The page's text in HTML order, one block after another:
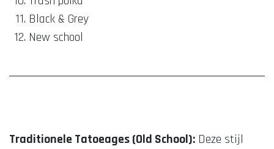
Black & Grey
New school
Traditionele Tatoeages (Old School): Deze stijl